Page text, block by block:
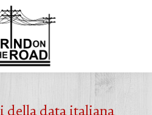
della data italiana